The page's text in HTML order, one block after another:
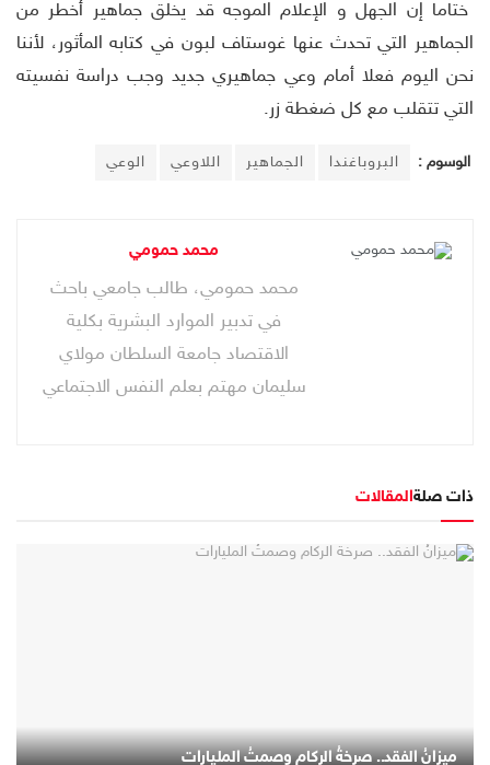
ختاما إن الجهل و الإعلام الموجه قد يخلق جماهير أخطر من
الجماهير التي تحدث عنها غوستاف لبون في كتابه المأثور، لأننا
نحن اليوم فعلا أمام وعي جماهيري جديد وجب دراسة نفسيته
التي تتقلب مع كل ضغطة زر.
الوسوم : البروباغندا الجماهير اللاوعي الوعي
محمد حمومي
محمد حمومي، طالب جامعي باحث
في تدبير الموارد البشرية بكلية
الاقتصاد جامعة السلطان مولاي
سليمان مهتم بعلم النفس الاجتماعي
ذات صلةالمقالات
ميزانُ الفقد.. صرخةُ الركام وصمتُ المليارات